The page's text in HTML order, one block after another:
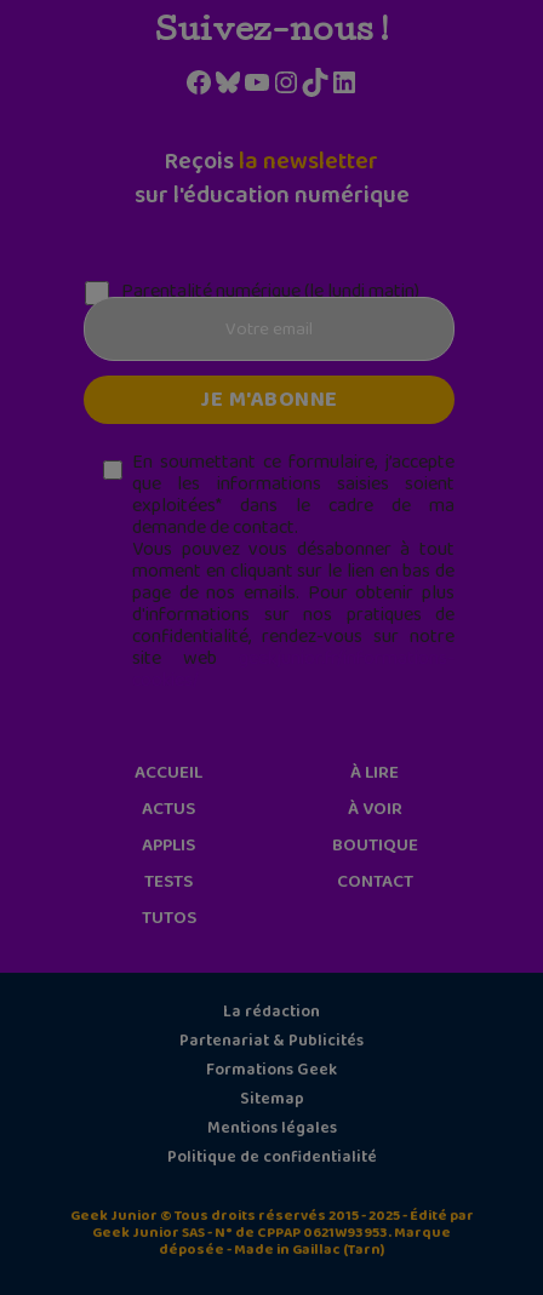
Suivez-nous !
Facebook
Bluesky
YouTube
Instagram
TikTokLinkedIn
Reçoisla newsletter
sur l'éducation numérique
Parentalité numérique (le lundi matin)
En soumettant ce formulaire, j’accepte
que les informations saisies soient
exploitées* dans le cadre de ma
demande de contact.
Vous pouvez vous désabonner à tout
moment en cliquant sur le lien en bas de
page de nos emails. Pour obtenir plus
d'informations sur nos pratiques de
confidentialité, rendez-vous sur notre
site web
ACCUEIL
ACTUS
APPLIS
TESTS
TUTOS
À LIRE
À VOIR
BOUTIQUE
CONTACT
La rédaction
Partenariat & Publicités
Formations Geek
Sitemap
Mentions légales
Politique de confidentialité
Geek Junior © Tous droits réservés 2015 - 2025 - Édité par
Geek Junior SAS - N° de CPPAP 0621W93953. Marque
déposée - Made in Gaillac (Tarn)